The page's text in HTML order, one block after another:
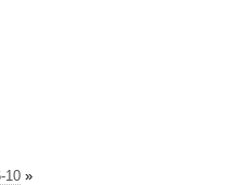
10 »